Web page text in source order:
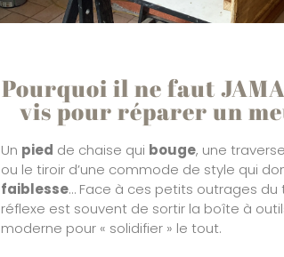
Pourquoi il ne faut
vis pour réparer un
Un pied de chaise qui bouge, une
ou le tiroir d’une commode de style qui
faiblesse… Face à ces petits outrages
réflexe est souvent de sortir la boîte à
moderne pour « solidifier » le tout.